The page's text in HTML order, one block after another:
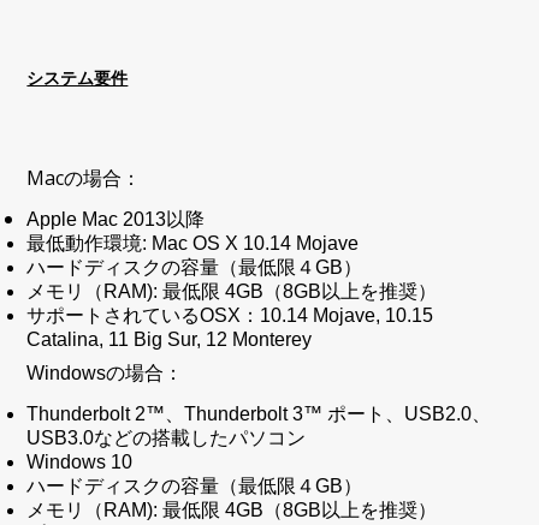
システム要件
Macの場合：
Apple Mac 2013以降
最低動作環境: Mac OS X 10.14 Mojave
ハードディスクの容量（最低限４GB）
メモリ（RAM): 最低限 4GB（8GB以上を推奨）
サポートされているOSX：10.14 Mojave, 10.15
Catalina, 11 Big Sur, 12 Monterey
Windowsの場合：
Thunderbolt 2™、Thunderbolt 3™ ポート、USB2.0、
USB3.0などの搭載したパソコン
Windows 10
ハードディスクの容量 （最低限４GB）
メモリ（RAM): 最低限 4GB（8GB以上を推奨）